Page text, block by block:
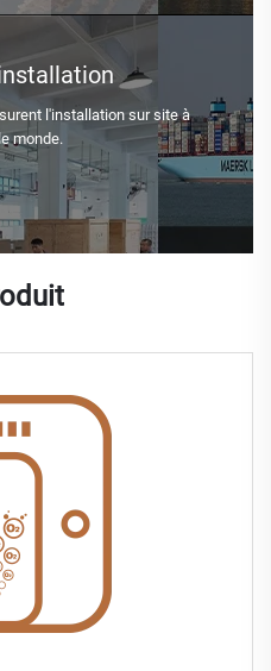
l'installation sur site à
monde.